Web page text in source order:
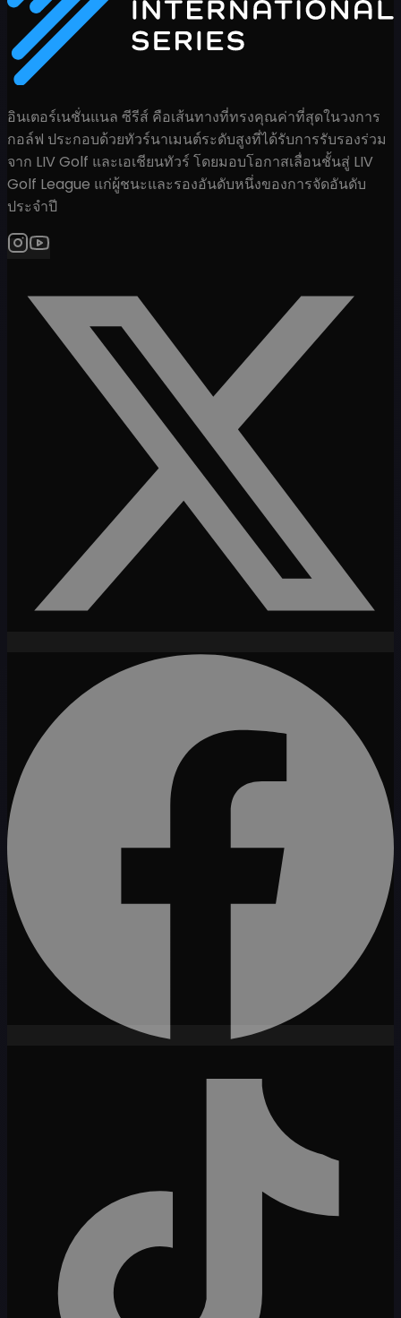
อินเตอร์เนชั่นแนล ซีรีส์ คือเส้นทางที่ทรงคุณค่าที่สุดในวงการ
กอล์ฟ ประกอบด้วยทัวร์นาเมนต์ระดับสูงที่ได้รับการรับรองร่วม
จาก LIV Golf และเอเชียนทัวร์ โดยมอบโอกาสเลื่อนชั้นสู่ LIV
Golf League แก่ผู้ชนะและรองอันดับหนึ่งของการจัดอันดับ
ประจำปี